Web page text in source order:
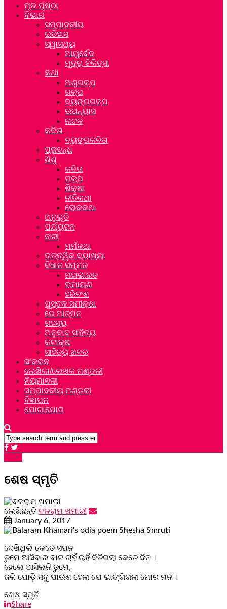
ମୂଳ ପୃଷ୍ଠା
ବିଭାଗ
ସମ୍ପାଦକୀୟ
ଇତିହାସ
ସ୍ୱାସ୍ଥ୍ୟ
ଆୟୁର୍ବେଦ
ମୁଦ୍ରା ଚିକିତ୍ସା
କଥା
ଅଣୁଗଳ୍ପ
ଗଳ୍ପ
ବ୍ୟଙ୍ଗଗଳ୍ପ
ଉପନ୍ୟାସ
ନାଟକ
କବିତା
ବ୍ୟଙ୍ଗକବିତା
ପ୍ରବନ୍ଧ
ଶିଶୁ
କବିତା
ଗଳ୍ପ
ଶିକ୍ଷା
ନୀତିକଥା
ଲୋକକଥା
ଅନୁଭୂତି
ପର୍ଯ୍ୟଟନ
ନାରୀ
ମର୍ମକଥା
ତାତ୍ତ୍ୱିକ ବ୍ୟାଖ୍ୟା
ବିଜ୍ଞାନ ସମ୍ମତ
ମହାଭାରତ
ରାମାୟଣ
ହରିବଂଶ
ପୁସ୍ତକ ସମୀକ୍ଷା
ରେ ଆତ୍ମନ
ରହସ୍ୟ
ଅନୁବାଦ ସାହିତ୍ୟ
କଟାକ୍ଷ
ସାହିତ୍ୟ ଖବର
ସଂକଳନ
ଲେଖିକା/ଲେଖକ ମଣ୍ଡଳୀ
ନିୟମାବଳୀ
ସମ୍ପାଦକୀୟ ମଣ୍ଡଳୀ
ବିଜ୍ଞାପନ
ଯୋଗାଯୋଗ
ଶେଷ ସ୍ମୃତି
ଲେଖିଛନ୍ତି ବଳରାମ ଖମାରୀ
January 6, 2017
ଦେଖିଥିଲି କେତେ ସପନ
ତୁମେ ଆସିବାର ବାଟ ଚାହିଁ ଚାହିଁ ବିତିଗଲା କେତେ ଦିନ ।
ହେଲେ ଆସିଲନି ତୁମେ,
ଜଳି ପୋଡ଼ି ସବୁ ପାଉଁଶ ହେଲା ଯେ ଭାଙ୍ଗିଗଲା ମୋର ମନ ।
ଶେଷ ସ୍ମୃତି
Share